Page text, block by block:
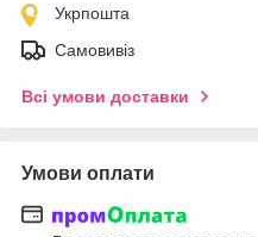
Укрпошта
Самовивіз
Всі умови доставки
Умови оплати